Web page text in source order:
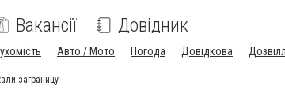
Вакансії Довідник
Авто / Мото Погода Довідкова
заграницу